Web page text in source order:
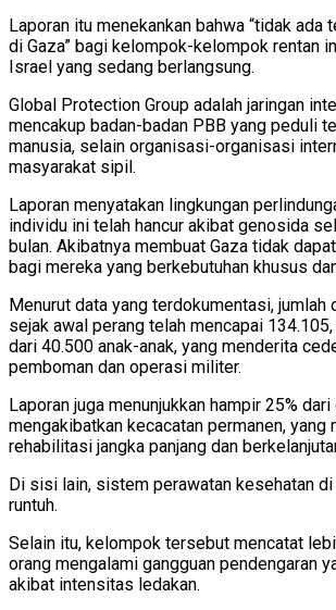
Laporan itu menekankan bahwa “tidak ada
di Gaza” bagi kelompok-kelompok rentan
Israel yang sedang berlangsung.
Global Protection Group adalah jaringan
mencakup badan-badan PBB yang peduli
manusia, selain organisasi-organisasi
masyarakat sipil.
Laporan menyatakan lingkungan
individu ini telah hancur akibat genosida
bulan. Akibatnya membuat Gaza tidak
bagi mereka yang berkebutuhan khusus
Menurut data yang terdokumentasi, jumlah
sejak awal perang telah mencapai
dari 40.500 anak-anak, yang menderita
pemboman dan operasi militer.
Laporan juga menunjukkan hampir 25%
mengakibatkan kecacatan permanen, yang
rehabilitasi jangka panjang dan
Di sisi lain, sistem perawatan kesehatan
runtuh.
Selain itu, kelompok tersebut mencatat
orang mengalami gangguan pendengaran
akibat intensitas ledakan.